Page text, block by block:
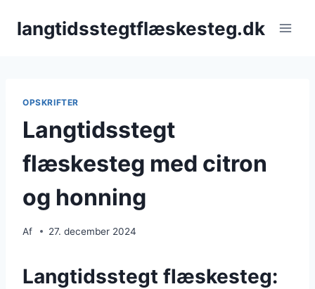
langtidsstegtflæskesteg.dk
OPSKRIFTER
Langtidsstegt
flæskesteg med citron
og honning
Af 27. december 2024
Langtidsstegt flæskesteg: